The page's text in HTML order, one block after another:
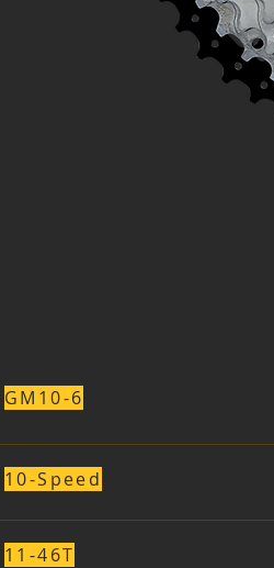
GM10-6
10-Speed
11-46T